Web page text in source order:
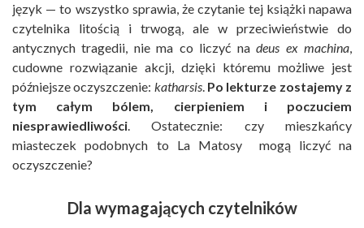
język — to wszystko sprawia, że czytanie tej książki napawa
czytelnika litością i trwogą, ale w przeciwieństwie do
antycznych tragedii, nie ma co liczyć nadeus ex machina,
cudowne rozwiązanie akcji, dzięki któremu możliwe jest
późniejsze oczyszczenie: katharsis. Po lekturze zostajemy z
tym całym bólem, cierpieniem i poczuciem
niesprawiedliwości. Ostatecznie: czy mieszkańcy
miasteczek podobnych to La Matosy mogą liczyć na
oczyszczenie?
Dla wymagających czytelników